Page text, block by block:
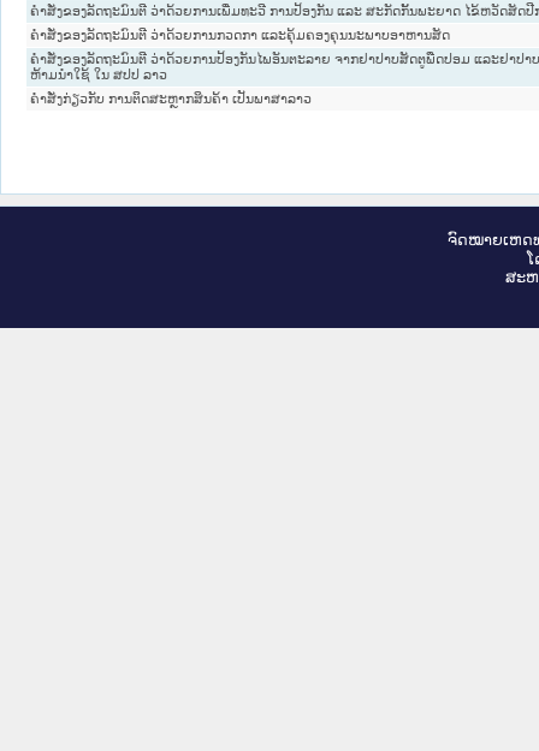
ຄໍາສັ່ງຂອງລັດຖະມົນຕີ ວ່າດ້ວຍການເພີ່ມທະວີ ການປ້ອງກັນ ແລະ ສະກັດກັ້ນພະຍາດ ໄຂ້ຫວັດສັດປີ
ຄໍາສັ່ງຂອງລັດຖະມົນຕີ ວ່າດ້ວຍການກວດກາ ແລະຄຸ້ມຄອງຄຸນນະພາບອາຫານສັດ
ຄໍາສັ່ງຂອງລັດຖະມົນຕີ ວ່າດ້ວຍການປ້ອງກັນໄພອັນຕະລາຍ ຈາກຢາປາບສັດຕູພືດປອມ ແລະຢາປາ
ຫ້າມນໍາໃຊ້ ໃນ ສປປ ລາວ
ຄຳສັ່ງກ່ຽວກັບ ການຕິດສະຫຼາກສິນຄ້າ ເປັນພາສາລາວ
ຈົດ​ໝາຍ​ເຫດ​
ສະ​ຫ